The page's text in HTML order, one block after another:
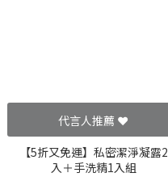
代言人推薦 ❤️
【5折又免運】私密潔淨凝露2
入＋手洗精1入組